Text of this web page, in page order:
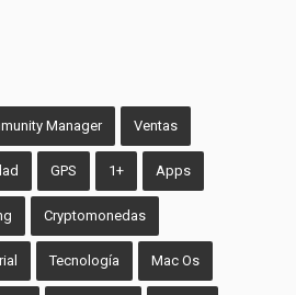
Manager Ventas
GPS 1+ Apps
Cryptomonedas
Tecnología Mac Os